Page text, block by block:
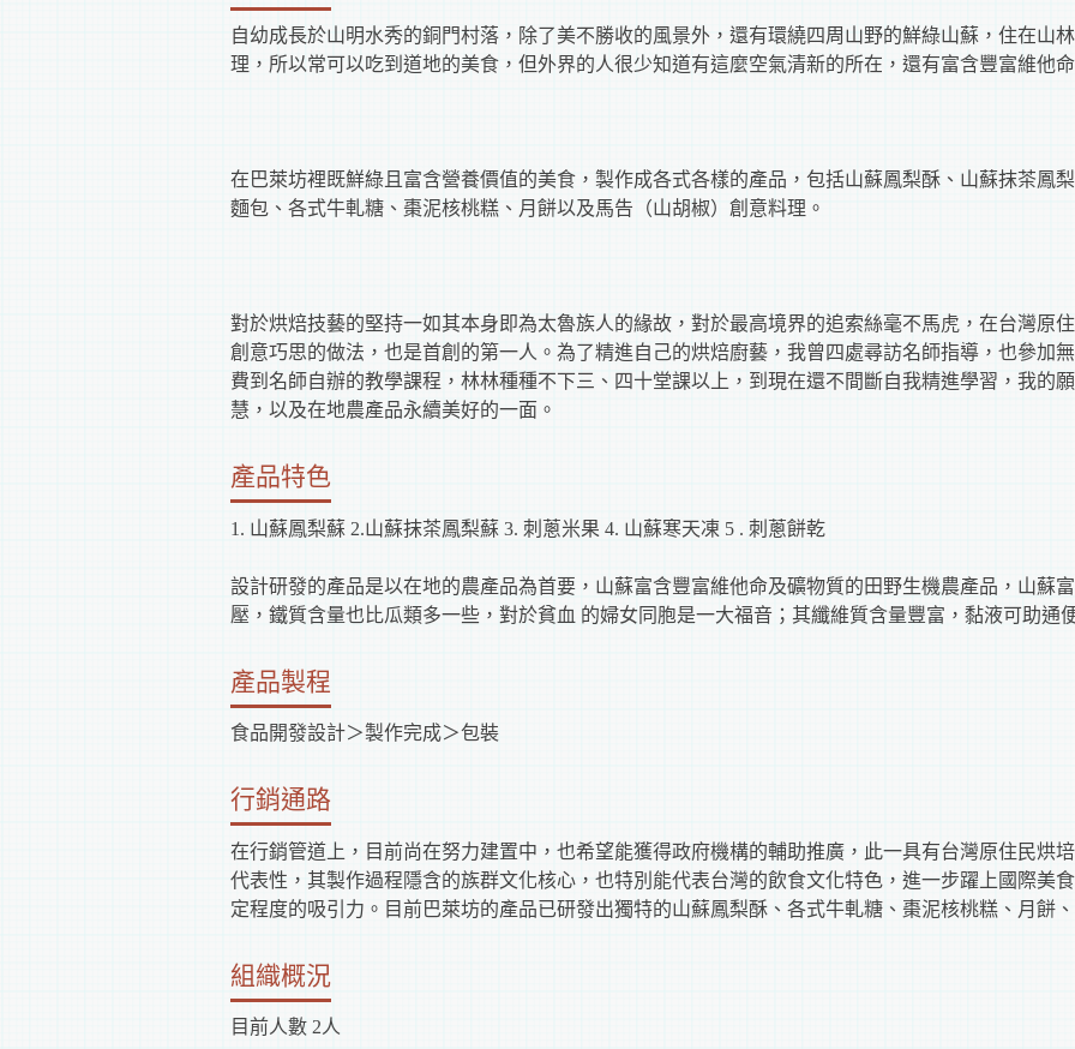
自幼成長於山明水秀的銅門村落，除了美不勝收的風景外，還有環繞四周山野的鮮綠山蘇，住在山
理，所以常可以吃到道地的美食，但外界的人很少知道有這麼空氣清新的所在，還有富含豐富維他
在巴萊坊裡既鮮綠且富含營養價值的美食，製作成各式各樣的產品，包括山蘇鳳梨酥、山蘇抹茶鳳
麵包、各式牛軋糖、棗泥核桃糕、月餅以及馬告（山胡椒）創意料理。
對於烘焙技藝的堅持一如其本身即為太魯族人的緣故，對於最高境界的追索絲毫不馬虎，在台灣原
創意巧思的做法，也是首創的第一人。為了精進自己的烘焙廚藝，我曾四處尋訪名師指導，也參加
費到名師自辦的教學課程，林林種種不下三、四十堂課以上，到現在還不間斷自我精進學習，我的
慧，以及在地農產品永續美好的一面。
產品特色
1. 山蘇鳳梨蘇 2.山蘇抹茶鳳梨蘇 3. 刺蔥米果 4. 山蘇寒天凍 5 . 刺蔥餅乾
設計研發的產品是以在地的農產品為首要，山蘇富含豐富維他命及礦物質的田野生機農產品，山蘇
壓，鐵質含量也比瓜類多一些，對於貧血 的婦女同胞是一大福音；其纖維質含量豐富，黏液可助通
產品製程
食品開發設計＞製作完成＞包裝
行銷通路
在行銷管道上，目前尚在努力建置中，也希望能獲得政府機構的輔助推廣，此一具有台灣原住民烘
代表性，其製作過程隱含的族群文化核心，也特別能代表台灣的飲食文化特色，進一步躍上國際美
定程度的吸引力。目前巴萊坊的產品已研發出獨特的山蘇鳳梨酥、各式牛軋糖、棗泥核桃糕、月餅
組織概況
目前人數 2人